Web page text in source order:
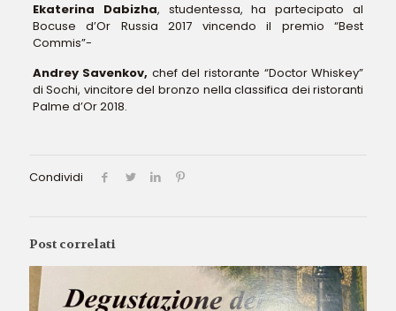
Ekaterina Dabizha, studentessa, ha partecipato al
Bocuse d’Or Russia 2017 vincendo il premio “Best
Commis”-
Andrey Savenkov, chef del ristorante “Doctor Whiskey”
di Sochi, vincitore del bronzo nella classifica dei ristoranti
Palme d’Or 2018.
Condividi
Post correlati